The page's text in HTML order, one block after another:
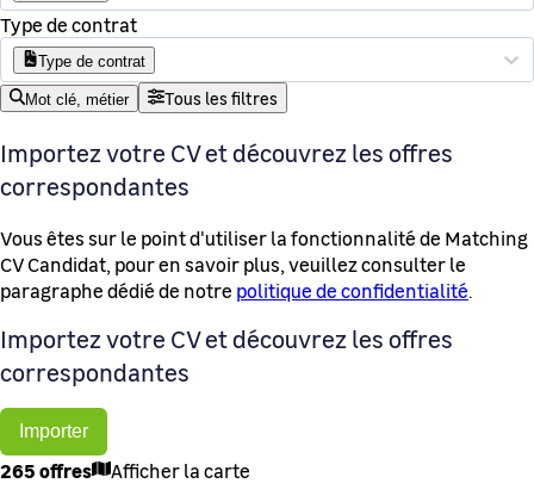
Type de contrat
Type de contrat
Mot clé, métier Tous les filtres
Importez votre CV et découvrez les offres
correspondantes
Vous êtes sur le point d'utiliser la fonctionnalité de Matching
CV Candidat, pour en savoir plus, veuillez consulter le
paragraphe dédié de notre politique de confidentialité.
Importez votre CV et découvrez les offres
correspondantes
Importer
265 offres
Afficher la carte